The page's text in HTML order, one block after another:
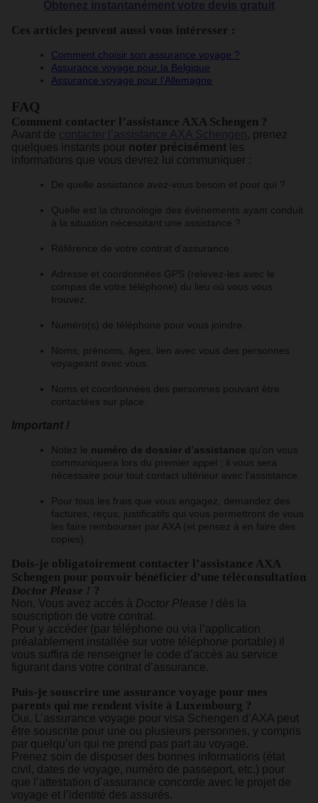
Obtenez instantanément votre devis gratuit
Ces articles peuvent aussi vous intéresser :
Comment choisir son assurance voyage ?
Assurance voyage pour la Belgique
Assurance voyage pour l’Allemagne
FAQ
Comment contacter l’assistance AXA Schengen ?
Avant de contacter l’assistance AXA Schengen
, prenez
quelques instants pour noter précisément les
informations que vous devrez lui communiquer :
De quelle assistance avez-vous besoin et pour qui ?
Quelle est la chronologie des événements ayant conduit
à la situation nécessitant une assistance ?
Référence de votre contrat d’assurance.
Adresse et coordonnées GPS (relevez-les avec le
compas de votre téléphone) du lieu où vous vous
trouvez.
Numéro(s) de téléphone pour vous joindre.
Noms, prénoms, âges, lien avec vous des personnes
voyageant avec vous.
Noms et coordonnées des personnes pouvant être
contactées sur place.
Important !
Notez le numéro de dossier d’assistance qu’on vous
communiquera lors du premier appel ; il vous sera
nécessaire pour tout contact ultérieur avec l’assistance.
Pour tous les frais que vous engagez, demandez des
factures, reçus, justificatifs qui vous permettront de vous
les faire rembourser par AXA (et pensez à en faire des
copies).
Dois-je obligatoirement contacter l’assistance AXA
Schengen pour pouvoir bénéficier d’une téléconsultation
Doctor Please ! ?
Non. Vous avez accès à Doctor Please ! dès la
souscription de votre contrat.
Pour y accéder (par téléphone ou via l’application
préalablement installée sur votre téléphone portable) il
vous suffira de renseigner le code d’accès au service
figurant dans votre contrat d’assurance.
Puis-je souscrire une assurance voyage pour mes
parents qui me rendent visite à Luxembourg ?
Oui. L’assurance voyage pour visa Schengen d’AXA peut
être souscrite pour une ou plusieurs personnes, y compris
par quelqu’un qui ne prend pas part au voyage.
Prenez soin de disposer des bonnes informations (état
civil, dates de voyage, numéro de passeport, etc.) pour
que l’attestation d’assurance concorde avec le projet de
voyage et l’identité des assurés.